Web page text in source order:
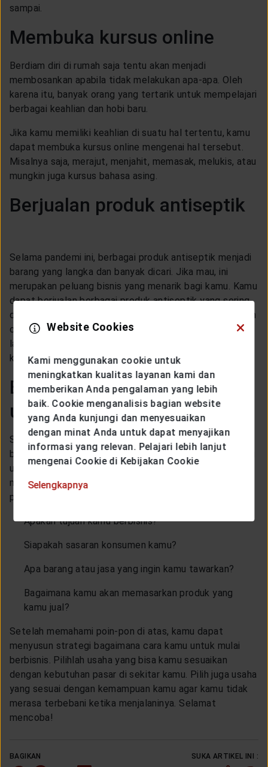
sampai.
Membuka kursus online
Berdiam diri di rumah saja tentu akan menjadi
membosankan apabila tidak melakukan apa-apa. Oleh
karena itu, banyak orang yang tertarik untuk mempelajari
berbagai keahlian dan hobi baru.
Jika kamu memiliki keahlian di suatu hal tertentu, kamu
dapat membuka kursus online mengenai hal tersebut.
Misalnya saja, merajut, menjahit, memasak, melukis, atau
mungkin juga kursus bahasa asing.
Berjualan produk antiseptik
Selama pandemi ini, berbagai produk antiseptik menjadi
barang yang langka dan banyak dicari. Jika mau, ini
merupakan peluang bisnis yang menarik bagi kamu. Kamu
dapat berjualan berbagai produk antiseptik yang sering
digunakan dalam keseharian seperti handsanitizer, sabun
cuci tangan, spray antiseptik, dan berbagai produk
lainnya. Sesuaikan barang yang kamu jual dengan
kebutuhan di masyarakat.
Bagaimana cara memulai
usaha?
Setelah membaca ulasan di atas, apakah kamu masih
bingung untuk memulai usaha? Jangan khawatir, peluang
usaha itu selalu ada, tinggal bagaimana cara kamu
mencarinya. Ada beberapa hal yang perlu kamu
perhatikan sebelum memulai suatu usaha yaitu:
Apakah tujuan kamu berbisnis?
Siapakah sasaran konsumen kamu?
Apa barang atau jasa yang ingin kamu tawarkan?
Bagaimana kamu akan memasarkan produk yang
kamu jual?
Setelah memahami poin-pon di atas, kamu dapat
menyusun strategi bagaimana cara kamu untuk mulai
berbisnis. Pilihlah usaha yang bisa kamu sesuaikan
dengan kebutuhan pasar di sekitar kamu. Pilih juga usaha
yang sesuai dengan kemampuan kamu agar kamu tidak
merasa terbebani ketika menjalaninya. Selamat
mencoba!
BAGIKAN SUKA ARTIKEL INI :
Website Cookies
Kami menggunakan cookie untuk
meningkatkan kualitas layanan kami dan
memberikan Anda pengalaman yang lebih
baik. Cookie menganalisis bagian website
yang Anda kunjungi dan menyesuaikan
dengan minat Anda untuk dapat menyajikan
informasi yang relevan. Pelajari lebih lanjut
mengenai Cookie di Kebijakan Cookie
Selengkapnya